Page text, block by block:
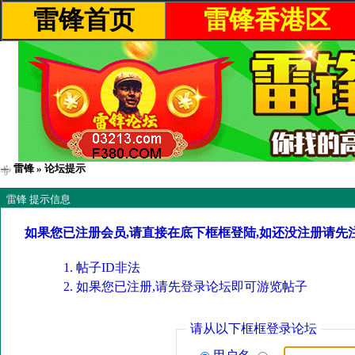
雷锋首页 雷锋香港区
雷锋 » 论坛提示
雷锋 提示信息
如果您已注册会员,请直接在底下框框登陆,如还没注册请先
帖子ID非法
如果您已注册,请先登录论坛即可游览帖子
请从以下框框登录论坛